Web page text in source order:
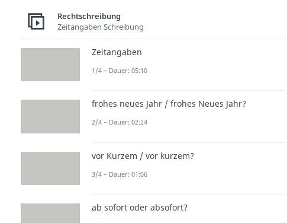
Rechtschreibung
Zeitangaben Schreibung
Zeitangaben
1/4 – Dauer: 05:10
frohes neues Jahr / frohes Neues Jahr?
2/4 – Dauer: 02:24
vor Kurzem / vor kurzem?
3/4 – Dauer: 01:06
ab sofort oder absofort?